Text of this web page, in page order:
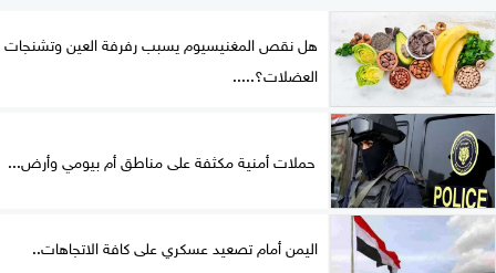
هل نقص المغنيسيوم يسبب رفرفة العين وتشنجات
العضلات؟.....
حملات أمنية مكثفة على مناطق أم بيومي وأرض...
اليمن أمام تصعيد عسكري على كافة الاتجاهات..